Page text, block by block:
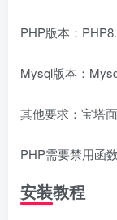
PHP版本：
Mysql版本：
其他要求：宝塔
PHP需要禁用函
安装教程